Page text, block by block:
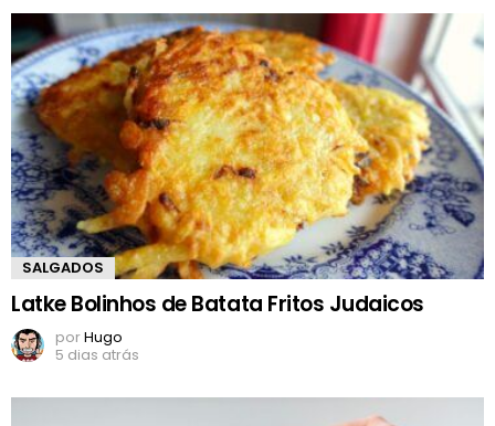
SALGADOS
Latke Bolinhos de Batata Fritos Judaicos
porHugo
5 dias atrás